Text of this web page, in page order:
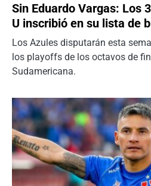
Sin Eduardo Vargas: Los
U inscribió en su lista de
Los Azules disputarán esta
los playoffs de los octavos de
Sudamericana.